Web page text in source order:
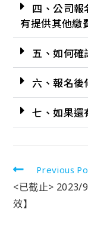
四、公司報
有提供其他繳
五、如何確
六、報名後
七、如果還
Previous
<已截止> 2023/
效】